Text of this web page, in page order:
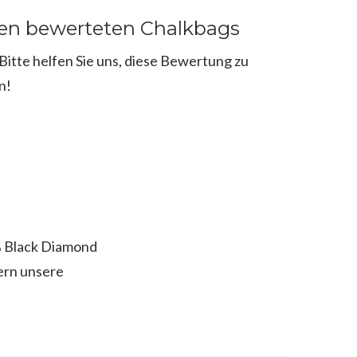
bewerteten Chalkbags
helfen Sie uns, diese Bewertung zu
Diamond
unsere